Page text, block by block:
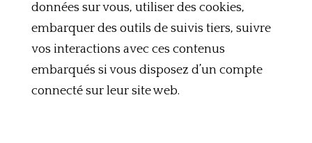
données sur vous, utiliser des cookies,
embarquer des outils de suivis tiers, suivre
vos interactions avec ces contenus
embarqués si vous disposez d’un compte
connecté sur leur site web.